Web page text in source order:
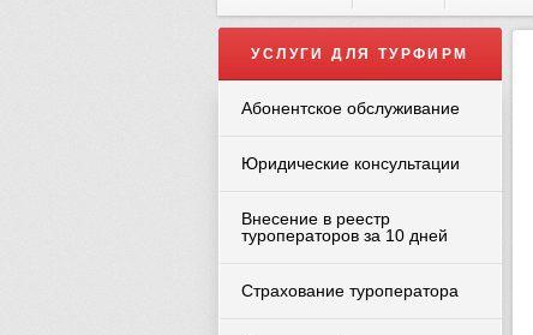
УСЛУГИ ДЛЯ ТУРФИРМ
Абонентское обслуживание
Юридические консультации
Внесение в реестр
туроператоров за 10 дней
Страхование туроператора